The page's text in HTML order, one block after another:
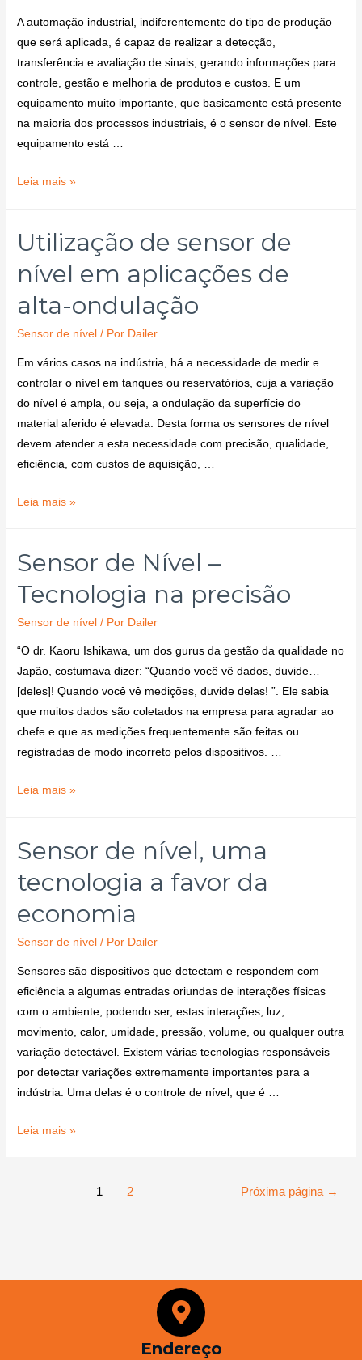
A automação industrial, indiferentemente do tipo de produção
que será aplicada, é capaz de realizar a detecção,
transferência e avaliação de sinais, gerando informações para
controle, gestão e melhoria de produtos e custos. E um
equipamento muito importante, que basicamente está presente
na maioria dos processos industriais, é o sensor de nível. Este
equipamento está …
Leia mais »
Utilização de sensor de
nível em aplicações de
alta-ondulação
Sensor de nível / Por Dailer
Em vários casos na indústria, há a necessidade de medir e
controlar o nível em tanques ou reservatórios, cuja a variação
do nível é ampla, ou seja, a ondulação da superfície do
material aferido é elevada. Desta forma os sensores de nível
devem atender a esta necessidade com precisão, qualidade,
eficiência, com custos de aquisição, …
Leia mais »
Sensor de Nível –
Tecnologia na precisão
Sensor de nível / Por Dailer
“O dr. Kaoru Ishikawa, um dos gurus da gestão da qualidade no
Japão, costumava dizer: “Quando você vê dados, duvide…
[deles]! Quando você vê medições, duvide delas! ”. Ele sabia
que muitos dados são coletados na empresa para agradar ao
chefe e que as medições frequentemente são feitas ou
registradas de modo incorreto pelos dispositivos. …
Leia mais »
Sensor de nível, uma
tecnologia a favor da
economia
Sensor de nível / Por Dailer
Sensores são dispositivos que detectam e respondem com
eficiência a algumas entradas oriundas de interações físicas
com o ambiente, podendo ser, estas interações, luz,
movimento, calor, umidade, pressão, volume, ou qualquer outra
variação detectável. Existem várias tecnologias responsáveis
por detectar variações extremamente importantes para a
indústria. Uma delas é o controle de nível, que é …
Leia mais »
1 2 Próxima página →
Endereço